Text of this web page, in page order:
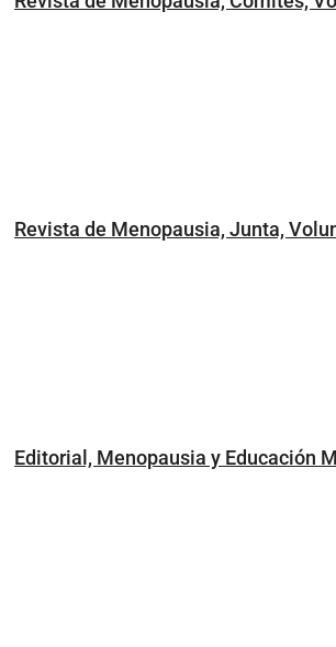
Revista de Menopausia, Junta,
Editorial, Menopausia y Educación